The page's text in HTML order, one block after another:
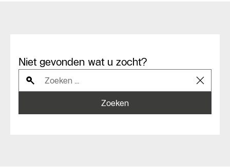
Niet gevonden wat u zocht?
Zoeken